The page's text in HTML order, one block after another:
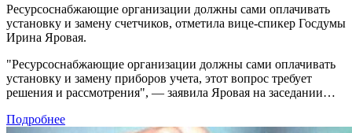
Ресурсоснабжающие организации должны сами оплачивать
установку и замену счетчиков, отметила вице-спикер Госдумы
Ирина Яровая.
"Ресурсоснабжающие организации должны сами оплачивать
установку и замену приборов учета, этот вопрос требует
решения и рассмотрения", — заявила Яровая на заседании…
Подробнее